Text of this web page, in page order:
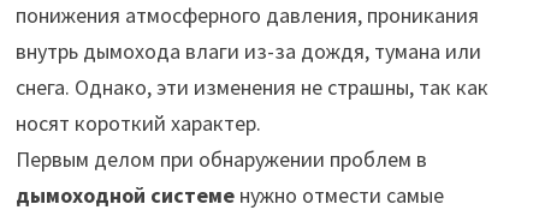
понижения атмосферного давления, проникания
внутрь дымохода влаги из-за дождя, тумана или
снега. Однако, эти изменения не страшны, так как
носят короткий характер.
Первым делом при обнаружении проблем в
дымоходной системенужно отмести самые